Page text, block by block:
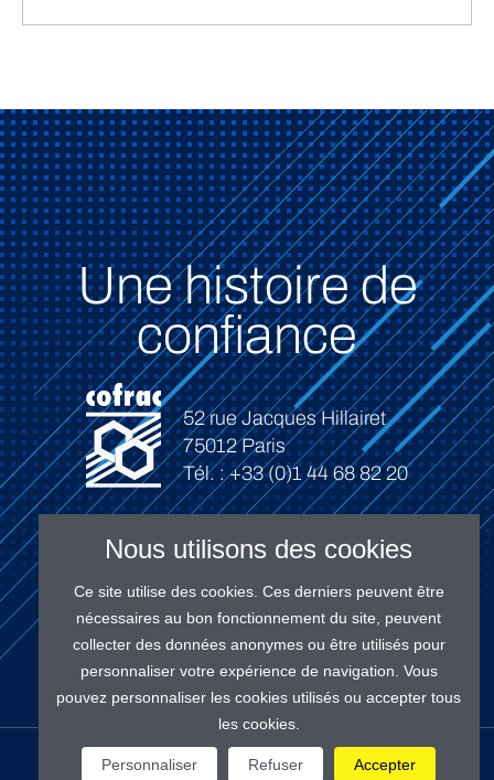
Une histoire de
confiance
52 rue Jacques Hillairet
75012 Paris
Tél. : +33 (0)1 44 68 82 20
Connexion
NOS RÉSEAUX
Nous utilisons des cookies
Ce site utilise des cookies. Ces derniers peuvent être
nécessaires au bon fonctionnement du site, peuvent
collecter des données anonymes ou être utilisés pour
personnaliser votre expérience de navigation. Vous
pouvez personnaliser les cookies utilisés ou accepter tous
les cookies.
Personnaliser Refuser Accepter